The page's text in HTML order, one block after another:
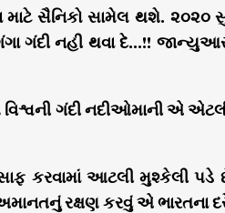
માટે સૈનિકો સામેલ થશે.
ગંદી નહી થવા દે…!!
ગંદી નદીઓમાની એ
સાફ કરવામાં આટલી
રક્ષણ કરવું એ ભારતના